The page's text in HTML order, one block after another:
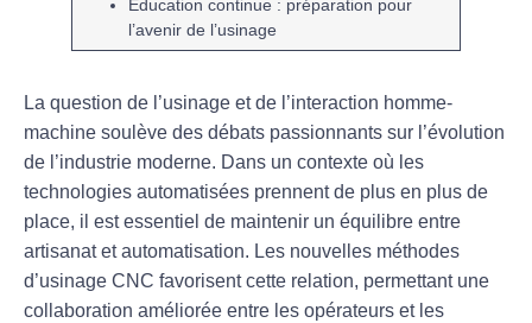
Éducation continue : préparation pour
l’avenir de l’usinage
La question de l’usinage et de l’interaction homme-
machine soulève des débats passionnants sur l’évolution
de l’industrie moderne. Dans un contexte où les
technologies automatisées prennent de plus en plus de
place, il est essentiel de maintenir un équilibre entre
artisanatetautomatisation. Les nouvelles méthodes
d’usinage CNC favorisent cette relation, permettant une
collaboration améliorée entre les opérateurs et les